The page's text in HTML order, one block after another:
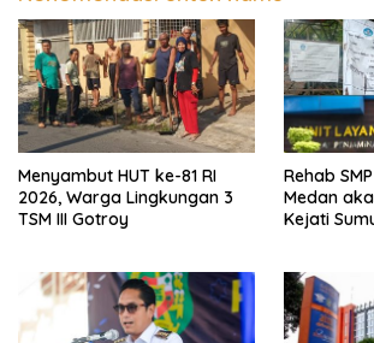
Menyambut HUT ke-81 RI
2026, Warga Lingkungan 3
TSM III Gotroy
Rehab
Medan
Kejati